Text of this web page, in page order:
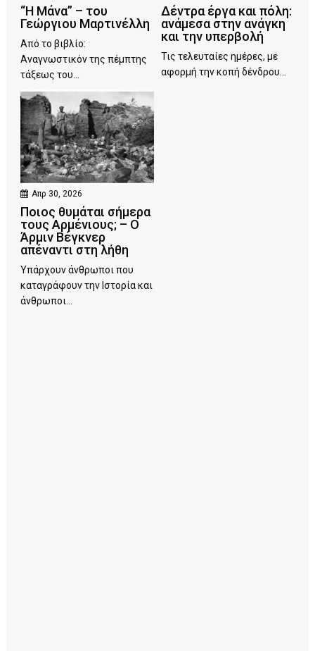
“Η Μάνα” – του
Γεώργιου Μαρτινέλλη
Από το βιβλίο:
Αναγνωστικόν της πέμπτης
τάξεως του...
Δέντρα έργα και πόλη:
ανάμεσα στην ανάγκη
και την υπερβολή
Τις τελευταίες ημέρες, με
αφορμή την κοπή δένδρου...
Απρ 30, 2026
Ποιος θυμάται σήμερα
τους Αρμένιους; – Ο
Άρμιν Βέγκνερ
απέναντι στη λήθη
Υπάρχουν άνθρωποι που
καταγράφουν την Ιστορία και
άνθρωποι...